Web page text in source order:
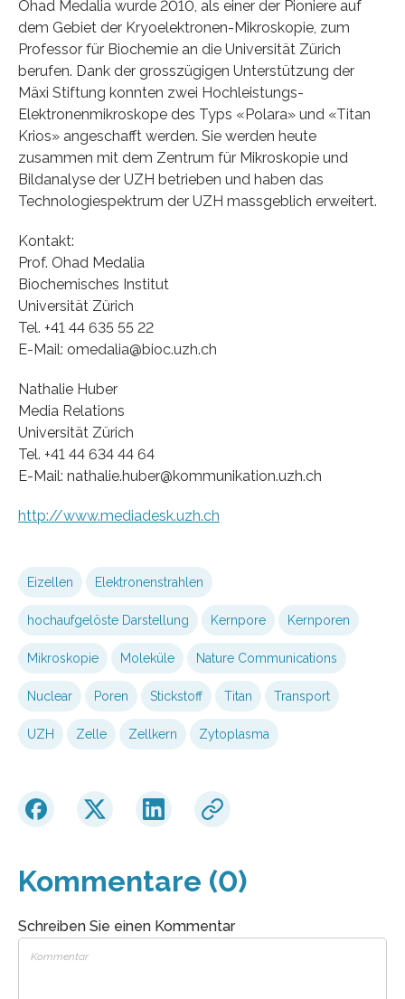
Ohad Medalia wurde 2010, als einer der Pioniere auf
dem Gebiet der Kryoelektronen-Mikroskopie, zum
Professor für Biochemie an die Universität Zürich
berufen. Dank der grosszügigen Unterstützung der
Mäxi Stiftung konnten zwei Hochleistungs-
Elektronenmikroskope des Typs «Polara» und «Titan
Krios» angeschafft werden. Sie werden heute
zusammen mit dem Zentrum für Mikroskopie und
Bildanalyse der UZH betrieben und haben das
Technologiespektrum der UZH massgeblich erweitert.
Kontakt:
Prof. Ohad Medalia
Biochemisches Institut
Universität Zürich
Tel. +41 44 635 55 22
E-Mail: omedalia@bioc.uzh.ch
Nathalie Huber
Media Relations
Universität Zürich
Tel. +41 44 634 44 64
E-Mail: nathalie.huber@kommunikation.uzh.ch
http://www.mediadesk.uzh.ch
Eizellen Elektronenstrahlen
hochaufgelöste Darstellung Kernpore Kernporen
Mikroskopie Moleküle Nature Communications
Nuclear Poren Stickstoff Titan Transport
UZH Zelle Zellkern Zytoplasma
Kommentare (0)
Schreiben Sie einen Kommentar